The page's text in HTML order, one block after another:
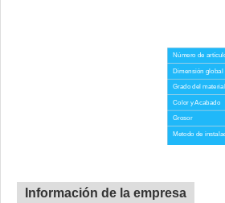
Número de
Dimensión global
Grado del material
Color y Acabado
Grosor
Metodo de
n
Tiempo de espera
Información de la empresa